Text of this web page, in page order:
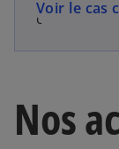
Voir le cas
Nos